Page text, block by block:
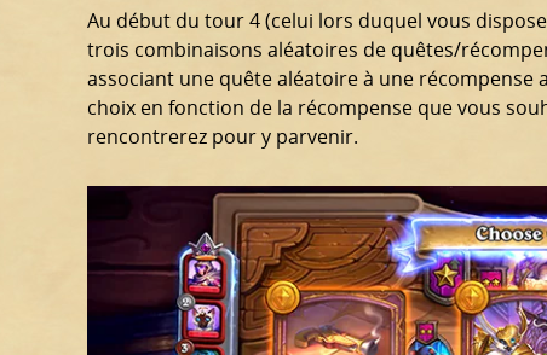
Au début du tour 4 (celui lors duquel vous
trois combinaisons aléatoires de quêtes/
associant une quête aléatoire à une récompense
choix en fonction de la récompense que vous
rencontrerez pour y parvenir.